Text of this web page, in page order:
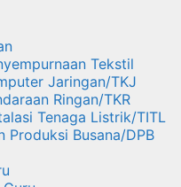
Tekstil
Jaringan/TKJ
Ringan/TKR
Tenaga Listrik/TITL
Produksi Busana/DPB